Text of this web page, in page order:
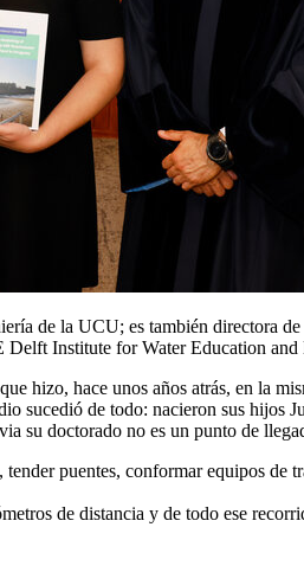
de la UCU; es también directora
Delft Institute for Water Education
hizo, hace unos años atrás, en la
sucedió de todo: nacieron sus
su doctorado no es un punto de
puentes, conformar equipos
de distancia y de todo ese